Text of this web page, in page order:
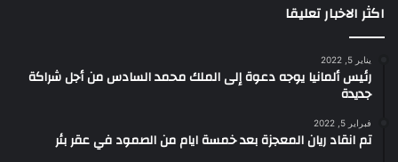
اكثر الاخبار تعليقا
يناير 5, 2022
رئيس ألمانيا يوجه دعوة إلى الملك محمد السادس من أجل شراكة
جديدة
فبراير 5, 2022
تم انقاد ريان المعجزة بعد خمسة ايام من الصمود في عقر بئر